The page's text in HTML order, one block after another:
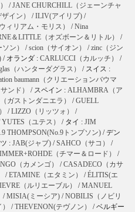
/JANE CHURCHILL（ジェーンチャ
イン） /ILIV(アイリブ)/
ィリアム・モリス） /Nina
＆LITTLE（オズボーン＆リトル）
/
ン） /scion（サイオン） /zinc（ジン
/ オランダ : CARLUCCI（カルッチ）
/
（ハンターダグラス）
/ スイス :
baumann（クリエーションバウマ
ンド） / スペイン : ALHAMBRA（ア
ガストンダニエラ） /GUELL
/LIZZO（リッツォ）
/
YUTES（ユテス） / タイ : JIM
THOMPSON(No.9トンプソン)/ デン
: JAB(ジャブ)/SAHCO（サコ）
/
（チマー＆ロード）
/
（カメンゴ） /CASADECO（カサ
/ETAMINE（エタミン） /ÉLITIS(エ
（ルリエーブル） /MANUEL
/MISIA(ミーシア)/NOBILIS（ノビリ
/THEVENON(テヴノン）
/ ベルギー